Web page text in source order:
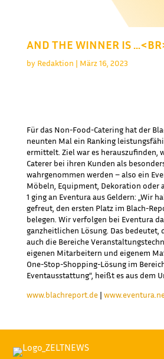
AND THE WINNER IS
by Redaktion | März 16, 2023
Für das Non-Food-Catering hat der
neunten Mal ein Ranking
ermittelt. Ziel war es herauszufinden,
Caterer bei ihren Kunden als
wahrgenommen werden – also ein
Möbeln, Equipment, Dekoration oder
1 ging an Eventura aus Geldern: „Wir
gefreut, den ersten Platz im Blach-
belegen. Wir verfolgen bei Eventura
ganzheitlichen Lösung. Das bedeutet,
auch die Bereiche
eigenen Mitarbeitern und eigenem
One-Stop-Shopping-Lösung im
Eventausstattung“, heißt es aus dem
www.blachreport.de|